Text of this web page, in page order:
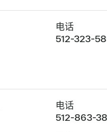
电话
512-323-
电话
512-863-